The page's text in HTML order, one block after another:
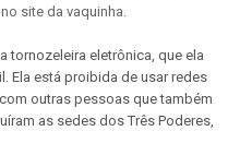
site da vaquinha.
tornozeleira eletrônica, que ela
Ela está proibida de usar redes
outras pessoas que também
as sedes dos Três Poderes,